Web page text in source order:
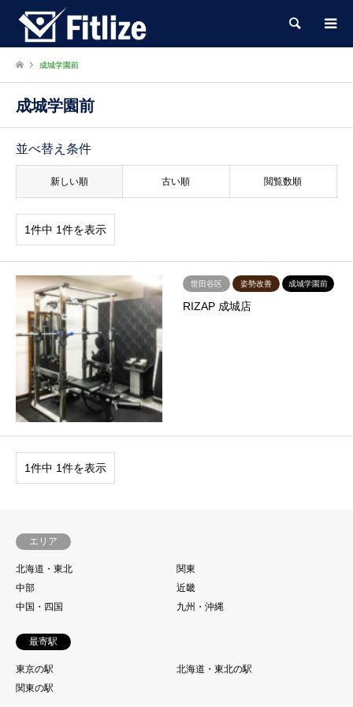
検索
成城学園前
成城学園前
並べ替え条件
新しい順 古い順 閲覧数順
1件中 1件を表示
世田谷区 姿勢改善 成城学園前
RIZAP 成城店
1件中 1件を表示
エリア
北海道・東北
関東
中部
近畿
中国・四国
九州・沖縄
最寄駅
東京の駅
北海道・東北の駅
関東の駅